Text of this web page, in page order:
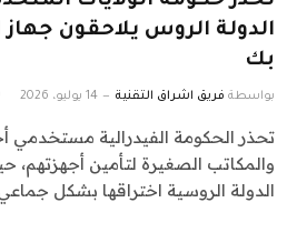
الدولة الروس يلاحقون
بك
بواسطة فريق اشراق التقنية 14 يوليو، 2026
تحذر الحكومة الفيدرالية مستخدمي
والمكاتب الصغيرة لتأمين
الدولة الروسية اختراقها بشكل